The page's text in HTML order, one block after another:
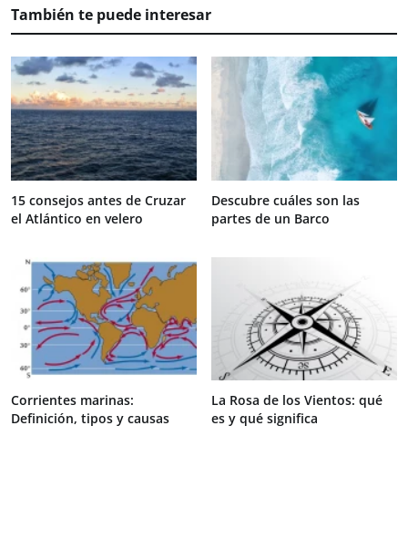
También te puede interesar
15 consejos antes de Cruzar
el Atlántico en velero
Descubre cuáles son las
partes de un Barco
Corrientes marinas:
Definición, tipos y causas
La Rosa de los Vientos: qué
es y qué significa